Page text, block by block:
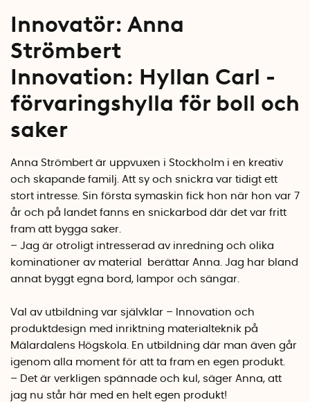
Innovatör: Anna
Strömbert
Innovation: Hyllan Carl -
förvaringshylla för boll och
saker
Anna Strömbert är uppvuxen i Stockholm i en kreativ
och skapande familj. Att sy och snickra var tidigt ett
stort intresse. Sin första symaskin fick hon när hon var 7
år och på landet fanns en snickarbod där det var fritt
fram att bygga saker.
– Jag är otroligt intresserad av inredning och olika
kominationer av material
berättar Anna. Jag har bland
annat byggt egna bord, lampor och sängar.
Val av utbildning var självklar – Innovation och
produktdesign med inriktning materialteknik på
Mälardalens Högskola. En utbildning där man även går
igenom alla moment för att ta fram en egen produkt.
– Det är verkligen spännade och kul, säger Anna, att
jag nu står här med en helt egen produkt!